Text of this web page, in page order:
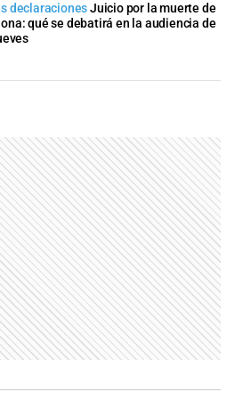
declaracionesJuicio por la muerte de
qué se debatirá en la audiencia de